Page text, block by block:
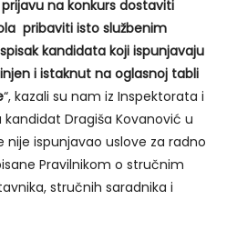
na konkurs dostaviti
pribaviti isto službenim
kandidata koji ispunjavaju
i istaknut na oglasnoj tabli
“, kazali su nam iz Inspektorata i
Dragiša Kovanović u
ispunjavao uslove za radno
Pravilnikom o stručnim
stručnih saradnika i